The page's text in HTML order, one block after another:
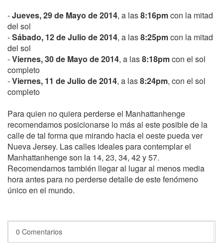
-Jueves, 29 de Mayo de 2014, a las8:16pmcon la mitad
del sol
-Sábado, 12 de Julio de 2014, a las8:25pmcon la mitad
del sol
-Viernes, 30 de Mayo de 2014, a las8:18pmcon el sol
completo
-Viernes, 11 de Julio de 2014, a las8:24pm, con el sol
completo
Para quien no quiera perderse el Manhattanhenge
recomendamos posicionarse lo más al este posible de la
calle de tal forma que mirando hacia el oeste pueda ver
Nueva Jersey. Las calles ideales para contemplar el
Manhattanhenge son la 14, 23, 34, 42 y 57.
Recomendamos también llegar al lugar al menos media
hora antes para no perderse detalle de este fenómeno
único en el mundo.
0 Comentarios